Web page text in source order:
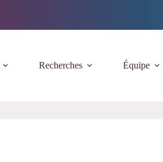
Recherches Équipe